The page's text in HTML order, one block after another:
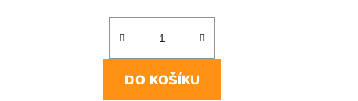
DO KOŠÍKU